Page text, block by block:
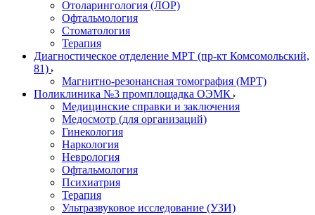
Отоларингология (ЛОР)
Офтальмология
Стоматология
Терапия
Диагностическое отделение МРТ (пр-кт Комсомольский,
81)
Магнитно-резонансная томография (МРТ)
Поликлиника №3 промплощадка ОЭМК
Медицинские справки и заключения
Медосмотр (для организаций)
Гинекология
Наркология
Неврология
Офтальмология
Психиатрия
Терапия
Ультразвуковое исследование (УЗИ)